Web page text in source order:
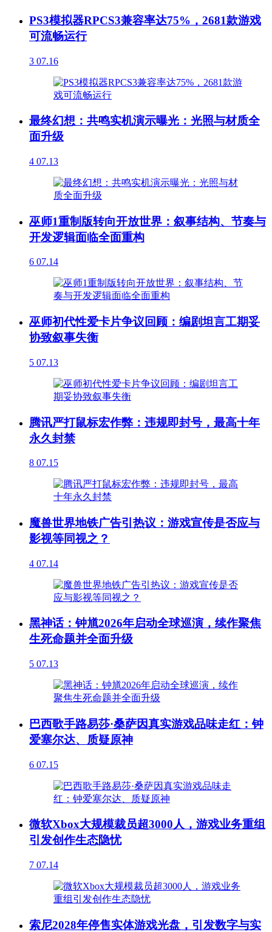
PS3模拟器RPCS3兼容率达75%，2681款游戏
可流畅运行
3 07.16
最终幻想：共鸣实机演示曝光：光照与材质全
面升级
4 07.13
巫师1重制版转向开放世界：叙事结构、节奏与
开发逻辑面临全面重构
6 07.14
巫师初代性爱卡片争议回顾：编剧坦言工期妥
协致叙事失衡
5 07.13
腾讯严打鼠标宏作弊：违规即封号，最高十年
永久封禁
8 07.15
魔兽世界地铁广告引热议：游戏宣传是否应与
影视等同视之？
4 07.14
黑神话：钟馗2026年启动全球巡演，续作聚焦
生死命题并全面升级
5 07.13
巴西歌手路易莎·桑萨因真实游戏品味走红：钟
爱塞尔达、质疑原神
6 07.15
微软Xbox大规模裁员超3000人，游戏业务重组
引发创作生态隐忧
7 07.14
索尼2028年停售实体游戏光盘，引发数字与实